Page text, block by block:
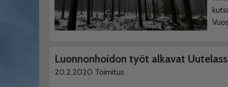
Luonnonhoidon työt alkavat
20.2.2020 Toimitus